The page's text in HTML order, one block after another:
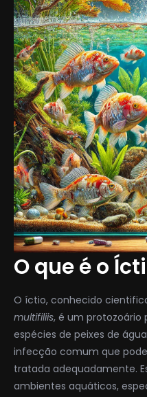
O que é o
O íctio, conhecido
multifiliis, é um protozoário
espécies de peixes de
infecção comum que
tratada adequadamente.
ambientes aquáticos,